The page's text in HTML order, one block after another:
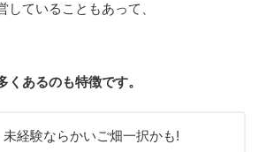
していることもあって、
あるのも特徴です。
経験ならかいご畑一択かも!